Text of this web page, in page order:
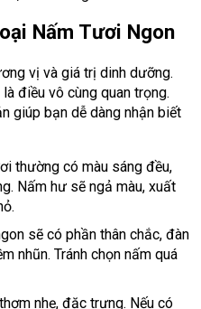
Nấm Tươi Ngon
vị và giá trị dinh dưỡng.
điều vô cùng quan trọng.
giúp bạn dễ dàng nhận biết
thường có màu sáng đều,
Nấm hư sẽ ngả màu, xuất
sẽ có phần thân chắc, đàn
nhũn. Tránh chọn nấm quá
nhẹ, đặc trưng. Nếu có